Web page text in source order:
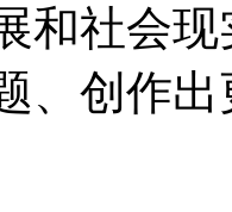
和社会
、创作